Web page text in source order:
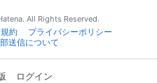
All Rights Reserved.
約
プライバシーポリシー
送信について
ログイン